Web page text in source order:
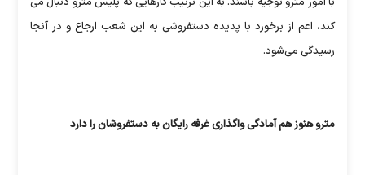
کند، اعم از برخورد با پدیده دستفروشی به این شعب ارجاع و در آنجا
رسیدگی می‌شود.
مترو هنوز هم آمادگی واگذاری غرفه رایگان به دستفروشان را دارد